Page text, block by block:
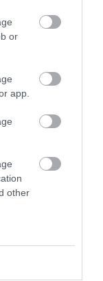
or
app.
other
και ΔΥΠΑ:
έως